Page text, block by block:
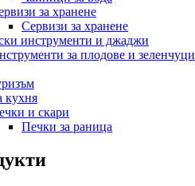
за хранене
Сервизи за хранене
инструменти и джаджи
за плодове и зеленчуци
кухня
и скари
Печки за раница